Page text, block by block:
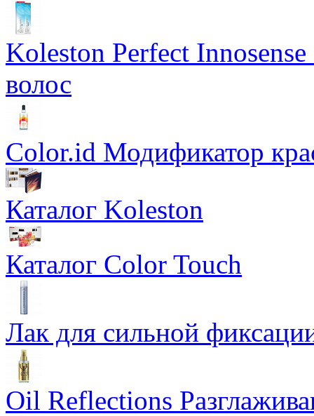
Koleston Perfect Innosense
волос
Color.id Модификатор
Каталог Koleston
Каталог Color Touch
Лак для сильной
Oil Reflections